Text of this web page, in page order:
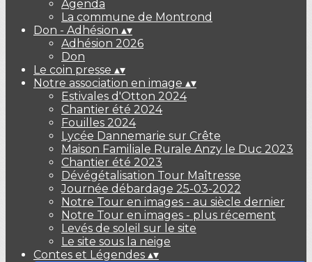
Agenda
La commune de Montrond
Don - Adhésion ▴▾
Adhésion 2026
Don
Le coin presse ▴▾
Notre association en image ▴▾
Estivales d'Otton 2024
Chantier été 2024
Fouilles 2024
Lycée Dannemarie sur Crête
Maison Familiale Rurale Anzy le Duc 2023
Chantier été 2023
Dévégétalisation Tour Maîtresse
Journée débardage 25-03-2022
Notre Tour en images - au siècle dernier
Notre Tour en images - plus récement
Levés de soleil sur le site
Le site sous la neige
Contes et Légendes ▴▾